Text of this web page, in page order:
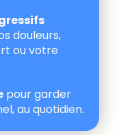
douleurs,
ou votre
pour garder
au quotidien.